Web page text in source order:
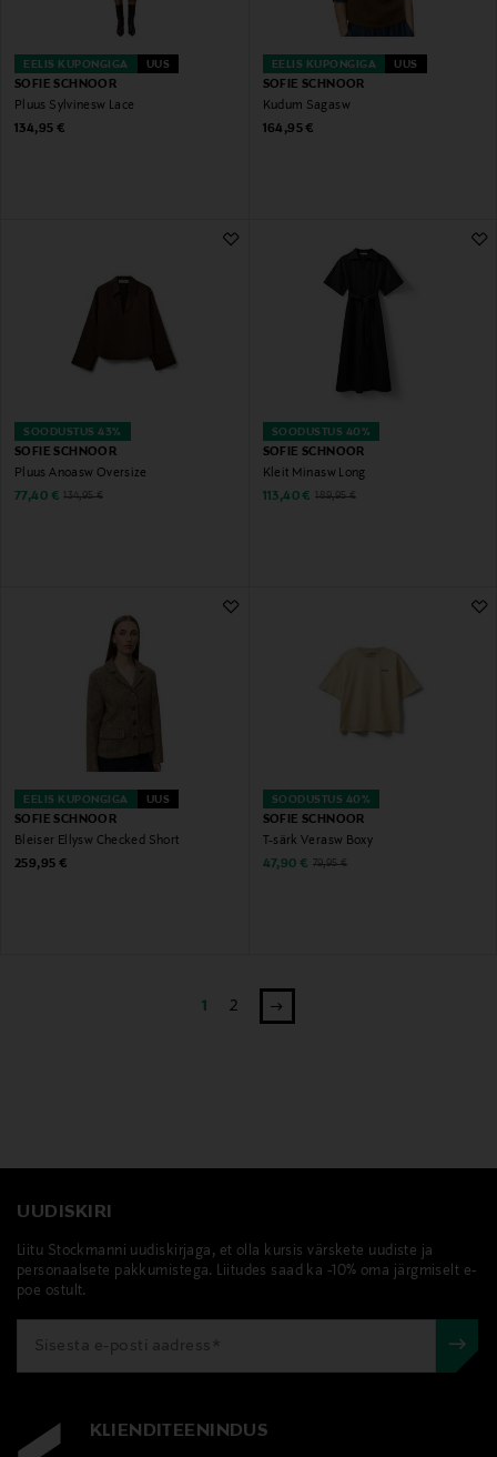
EELIS KUPONGIGA UUS
SOFIE SCHNOOR
Pluus Sylvinesw Lace
Original Price
134,95 €
EELIS KUPONGIGA UUS
SOFIE SCHNOOR
Kudum Sagasw
Original Price
164,95 €
SOODUSTUS 43%
SOFIE SCHNOOR
Pluus Anoasw Oversize
Discounted Price
77,40 € Original Price
134,95 €
SOODUSTUS 40%
SOFIE SCHNOOR
Kleit Minasw Long
Discounted Price
113,40 € Original Price
189,95 €
EELIS KUPONGIGA UUS
SOFIE SCHNOOR
Bleiser Ellysw Checked Short
Original Price
259,95 €
SOODUSTUS 40%
SOFIE SCHNOOR
T-särk Verasw Boxy
Discounted Price
47,90 € Original Price
79,95 €
1 2
UUDISKIRI
Liitu Stockmanni uudiskirjaga, et olla kursis värskete uudiste ja
personaalsete pakkumistega. Liitudes saad ka -10% oma järgmiselt e-
poe ostult.
KLIENDITEENINDUS